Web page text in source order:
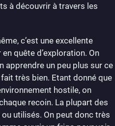
à découvrir à travers les
c’est une excellente
quête d’exploration. On
apprendre un peu plus sur ce
très bien. Etant donné que
hostile, on
recoin. La plupart des
utilisés. On peut donc très